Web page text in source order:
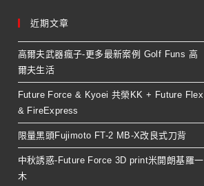
近期文章
高爾夫武器瘋子-更多最新案例 Golf Funs 高
爾夫生活
Future Force & Kyoei 共榮KK + Future Flex
& FireExpress
限量黑頭Fujimoto FT-2 MB-X改良式刀背
中秋誘惑-Future Force 3D print米開朗基羅一
木